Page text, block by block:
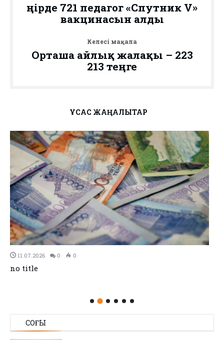
Өңірде 721 педагог «Спутник V»
вакцинасын алды
Келесі мақала
Орташа айлық жалақы – 223
213 теңге
ҰҚСАС ЖАҢАЛЫҚТАР
11.07.2026 0 0
no title
СОҢҒЫ